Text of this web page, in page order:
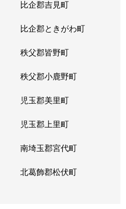
比企郡吉見町
比企郡ときがわ町
秩父郡皆野町
秩父郡小鹿野町
児玉郡美里町
児玉郡上里町
南埼玉郡宮代町
北葛飾郡松伏町